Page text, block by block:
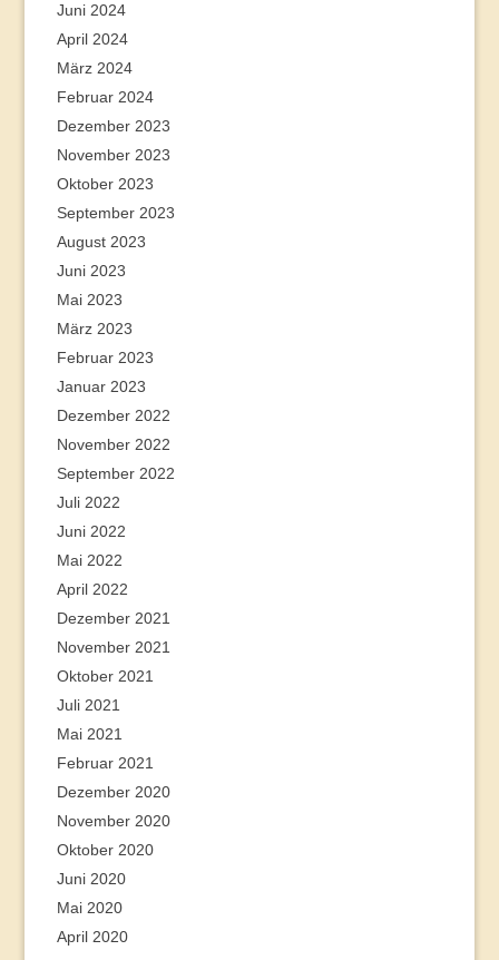
Juni 2024
April 2024
März 2024
Februar 2024
Dezember 2023
November 2023
Oktober 2023
September 2023
August 2023
Juni 2023
Mai 2023
März 2023
Februar 2023
Januar 2023
Dezember 2022
November 2022
September 2022
Juli 2022
Juni 2022
Mai 2022
April 2022
Dezember 2021
November 2021
Oktober 2021
Juli 2021
Mai 2021
Februar 2021
Dezember 2020
November 2020
Oktober 2020
Juni 2020
Mai 2020
April 2020